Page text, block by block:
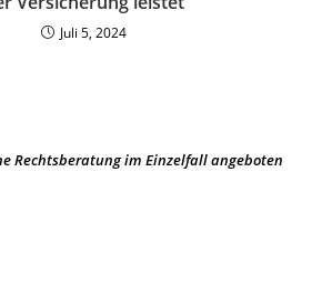
Juli 5, 2024
Rechtsberatung im Einzelfall angeboten